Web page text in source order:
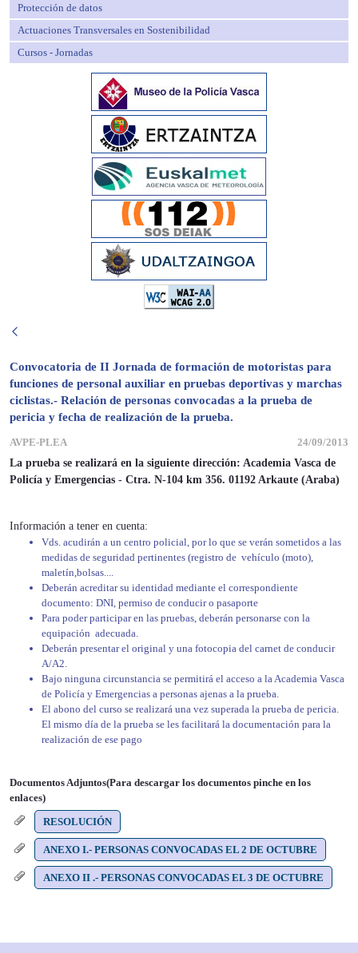
Protección de datos
Actuaciones Transversales en Sostenibilidad
Cursos - Jornadas
Convocatoria de II Jornada de formación de motoristas para
funciones de personal auxiliar en pruebas deportivas y marchas
ciclistas.- Relación de personas convocadas a la prueba de
pericia y fecha de realización de la prueba.
AVPE-PLEA
24/09/2013
La prueba se realizará en la siguiente dirección: Academia Vasca de
Policía y Emergencias - Ctra. N-104 km 356. 01192 Arkaute (Araba)
Información a tener en cuenta:
Vds. acudirán a un centro policial, por lo que se verán sometidos a las
medidas de seguridad pertinentes (registro de vehículo (moto),
maletín,bolsas....
Deberán acreditar su identidad mediante el correspondiente
documento: DNI, permiso de conducir o pasaporte
Para poder participar en las pruebas, deberán personarse con la
equipación adecuada.
Deberán presentar el original y una fotocopia del carnet de conducir
A/A2.
Bajo ninguna circunstancia se permitirá el acceso a la Academia Vasca
de Policía y Emergencias a personas ajenas a la prueba.
El abono del curso se realizará una vez superada la prueba de pericia.
El mismo día de la prueba se les facilitará la documentación para la
realización de ese pago
Documentos Adjuntos(Para descargar los documentos pinche en los
enlaces)
RESOLUCIÓN
ANEXO I.- PERSONAS CONVOCADAS EL 2 DE OCTUBRE
ANEXO II .- PERSONAS CONVOCADAS EL 3 DE OCTUBRE